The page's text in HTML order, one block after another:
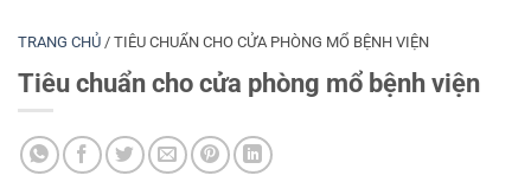
TRANG CHỦ / TIÊU CHUẨN CHO CỬA PHÒNG MỔ BỆNH VIỆN
Tiêu chuẩn cho cửa phòng mổ bệnh viện